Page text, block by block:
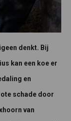
denkt. Bij
kan een koe er
en
schade door
van